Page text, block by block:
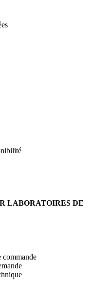
LABORATOIRES DE
commande